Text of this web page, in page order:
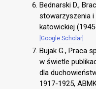
Bednarski D.,
stowarzyszenia i
katowickiej
[Google Scholar]
Bujak G., Praca
w świetle
dla
1917-1925,